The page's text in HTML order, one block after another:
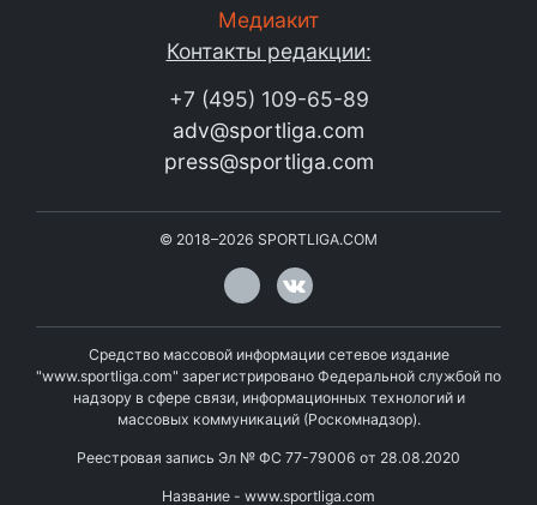
Медиакит
Контакты редакции:
+7 (495) 109-65-89
adv@sportliga.com
press@sportliga.com
© 2018–2026 SPORTLIGA.COM
Средство массовой информации сетевое издание
"www.sportliga.com" зарегистрировано Федеральной службой по
надзору в сфере связи, информационных технологий и
массовых коммуникаций (Роскомнадзор).
Реестровая запись Эл № ФС 77-79006 от 28.08.2020
Название - www.sportliga.com